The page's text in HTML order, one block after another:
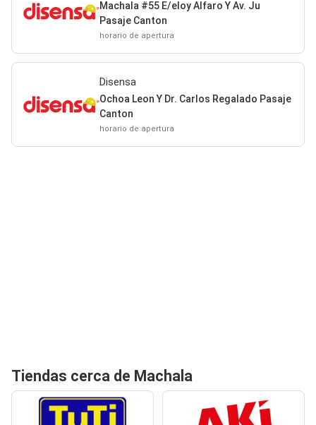
Machala #55 E/eloy Alfaro Y Av. Ju
Pasaje Canton
horario de apertura
Disensa
Ochoa Leon Y Dr. Carlos Regalado Pasaje
Canton
horario de apertura
Tiendas cerca de Machala